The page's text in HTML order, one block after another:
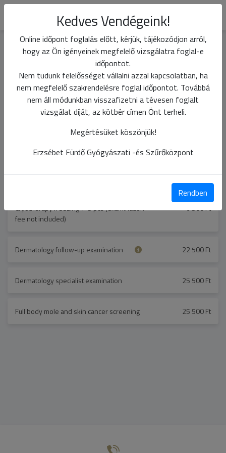
Kedves Vendégeink!
Online időpont foglalás előtt, kérjük, tájékozódjon arról,
hogy az Ön igényeinek megfelelő vizsgálatra foglal-e
időpontot.
Nem tudunk felelősséget vállalni azzal kapcsolatban, ha
nem megfelelő szakrendelésre foglal időpontot. Továbbá
nem áll módunkban visszafizetni a tévesen foglalt
vizsgálat díját, az kötbér címen Önt terheli.
Megértésüket köszönjük!
Erzsébet Fürdő Gyógyászati -és Szűrőközpont
Rendben
SELECTED QUALIFICATION:
Dermatology
CHOOSE A SPECIALIZATION!
Full body mole and skin cancer screening 25 500 Ft
Cryotherapy freezing 1-5 pcs (examination
fee not included)
6 500 Ft
Dermatology follow-up examination 22 500 Ft
Dermatology specialist examination 25 500 Ft
Full body mole and skin cancer screening 25 500 Ft